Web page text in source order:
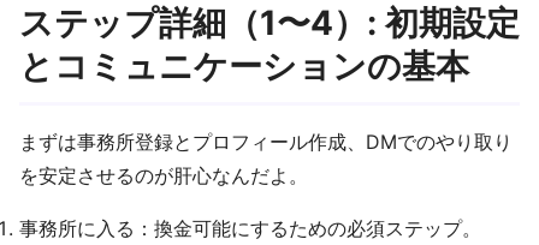
ステップ詳細（1〜4）: 初期設定
とコミュニケーションの基本
まずは事務所登録とプロフィール作成、DMでのやり取り
を安定させるのが肝心なんだよ。
事務所に入る：換金可能にするための必須ステップ。